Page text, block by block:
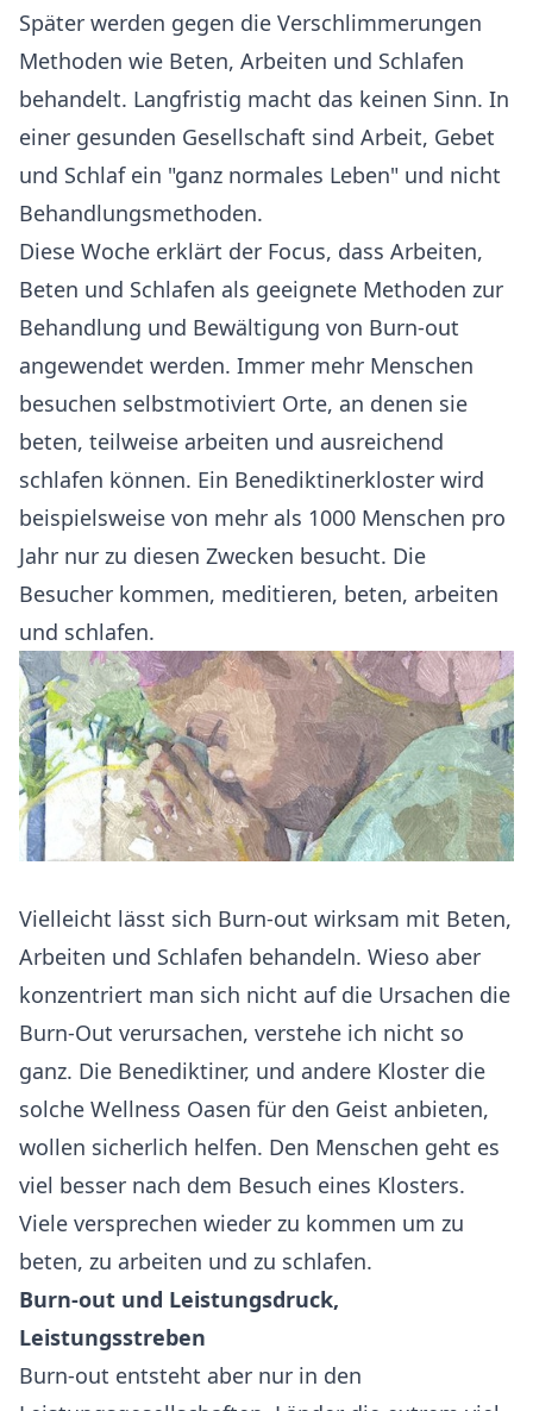
Später werden gegen die Verschlimmerungen
Methoden wie Beten, Arbeiten und Schlafen
behandelt. Langfristig macht das keinen Sinn. In
einer gesunden Gesellschaft sind Arbeit, Gebet
und Schlaf ein "ganz normales Leben" und nicht
Behandlungsmethoden.
Diese Woche erklärt der Focus, dass Arbeiten,
Beten und Schlafen als geeignete Methoden zur
Behandlung und Bewältigung von Burn-out
angewendet werden. Immer mehr Menschen
besuchen selbstmotiviert Orte, an denen sie
beten, teilweise arbeiten und ausreichend
schlafen können. Ein Benediktinerkloster wird
beispielsweise von mehr als 1000 Menschen pro
Jahr nur zu diesen Zwecken besucht. Die
Besucher kommen, meditieren, beten, arbeiten
und schlafen.
Vielleicht lässt sich Burn-out wirksam mit Beten,
Arbeiten und Schlafen behandeln. Wieso aber
konzentriert man sich nicht auf die Ursachen die
Burn-Out verursachen, verstehe ich nicht so
ganz. Die Benediktiner, und andere Kloster die
solche Wellness Oasen für den Geist anbieten,
wollen sicherlich helfen. Den Menschen geht es
viel besser nach dem Besuch eines Klosters.
Viele versprechen wieder zu kommen um zu
beten, zu arbeiten und zu schlafen.
Burn-out und Leistungsdruck,
Leistungsstreben
Burn-out entsteht aber nur in den